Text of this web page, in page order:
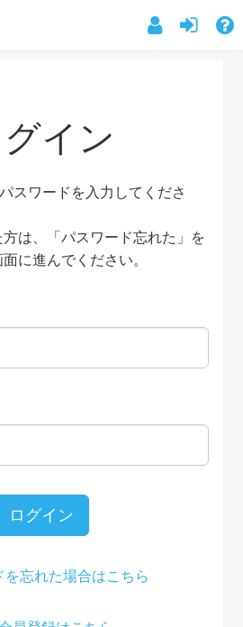
グイン
スワードを入力してくださ
は、「パスワード忘れた」を
に進んでください。
ログイン
を忘れた場合はこちら